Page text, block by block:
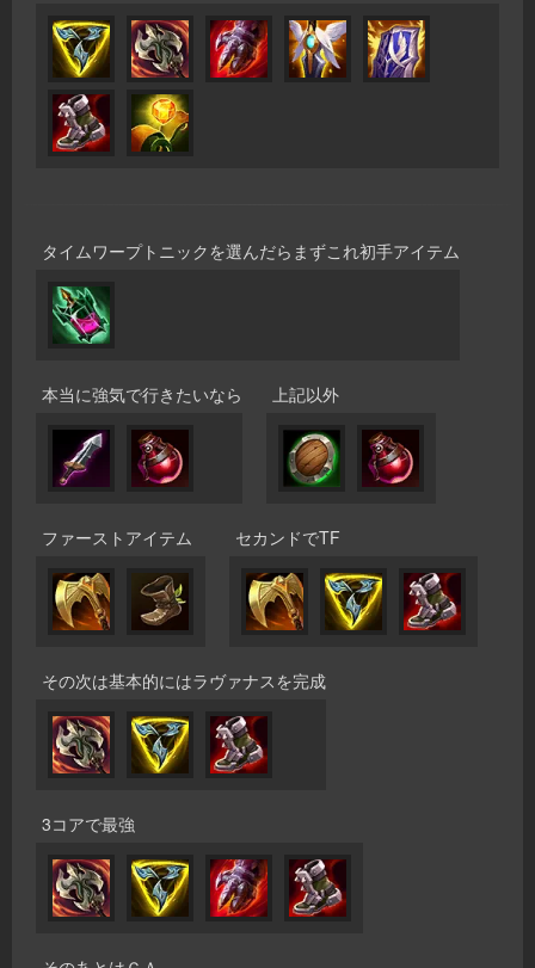
タイムワープトニックを選んだらまずこれ初手アイテム
本当に強気で行きたいなら 上記以外
ファーストアイテム セカンドでTF
その次は基本的にはラヴァナスを完成
3コアで最強